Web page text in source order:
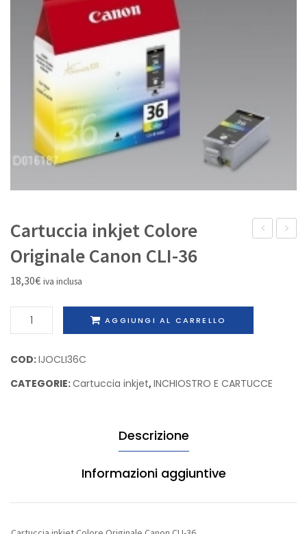
IL MIO ACCOUNT
Cartuccia inkjet Colore
Originale Canon CLI-36
18,30€ iva inclusa
Cartuccia
inkjet
Originale
Canon
AGGIUNGI AL CARRELLO
COD:IJOCLI36C
CATEGORIE:Cartuccia inkjet,INCHIOSTRO E CARTUCCE
Descrizione
Informazioni aggiuntive